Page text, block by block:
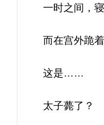
一时之间，寝
而在宫外跪着
这是……
太子薨了？